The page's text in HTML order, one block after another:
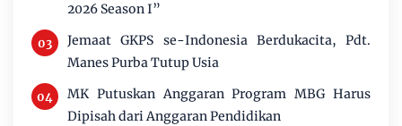
2026 Season I”
Jemaat GKPS se-Indonesia Berdukacita, Pdt.
Manes Purba Tutup Usia
MK Putuskan Anggaran Program MBG Harus
Dipisah dari Anggaran Pendidikan